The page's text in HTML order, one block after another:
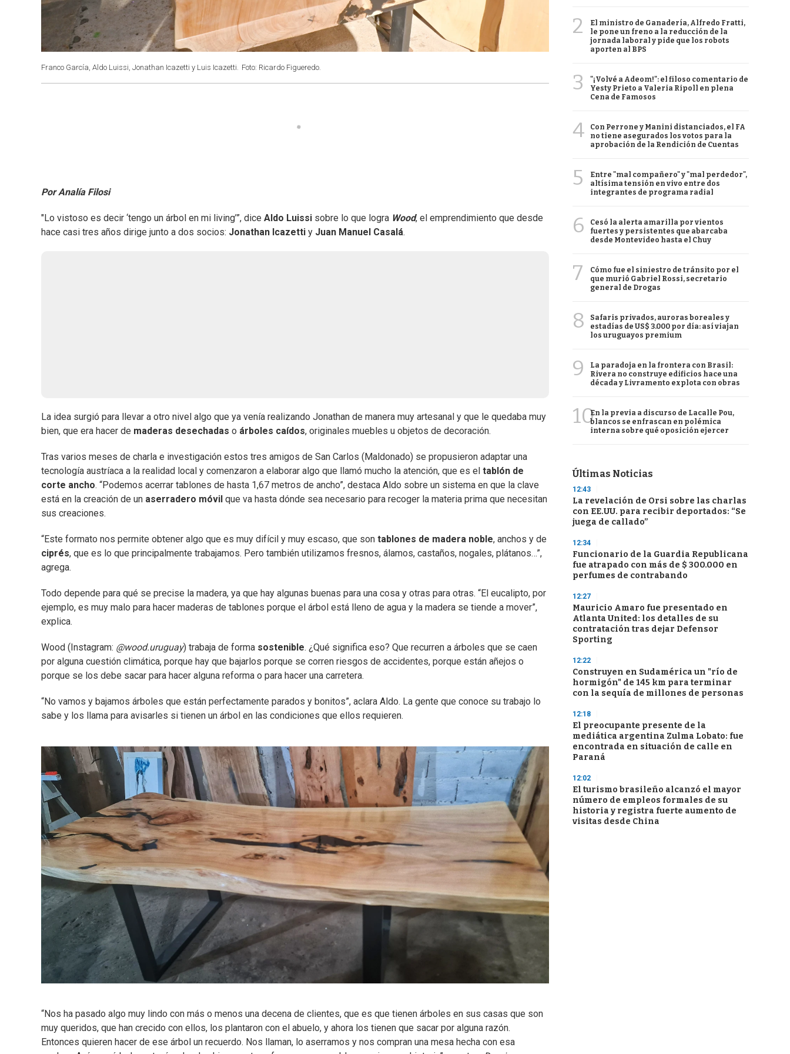
Franco García, Aldo Luissi, Jonathan Icazetti y Luis Icazetti. Foto: Ricardo Figueredo.
Por Analía Filosi
"Lo vistoso es decir ‘tengo un árbol en mi living’”, dice Aldo Luissi sobre lo que logra Wood, el emprendimiento que desde
hace casi tres años dirige junto a dos socios: Jonathan Icazetti y Juan Manuel Casalá.
La idea surgió para llevar a otro nivel algo que ya venía realizando Jonathan de manera muy artesanal y que le quedaba muy
bien, que era hacer de maderas desechadas o árboles caídos, originales muebles u objetos de decoración.
Tras varios meses de charla e investigación estos tres amigos de San Carlos (Maldonado) se propusieron adaptar una
tecnología austríaca a la realidad local y comenzaron a elaborar algo que llamó mucho la atención, que es el tablón de
corte ancho. “Podemos acerrar tablones de hasta 1,67 metros de ancho”, destaca Aldo sobre un sistema en que la clave
está en la creación de un aserradero móvil que va hasta dónde sea necesario para recoger la materia prima que necesitan
sus creaciones.
“Este formato nos permite obtener algo que es muy difícil y muy escaso, que son tablones de madera noble, anchos y de
ciprés, que es lo que principalmente trabajamos. Pero también utilizamos fresnos, álamos, castaños, nogales, plátanos…”,
agrega.
Todo depende para qué se precise la madera, ya que hay algunas buenas para una cosa y otras para otras. “El eucalipto, por
ejemplo, es muy malo para hacer maderas de tablones porque el árbol está lleno de agua y la madera se tiende a mover”,
explica.
Wood (Instagram: @wood.uruguay) trabaja de forma sostenible. ¿Qué significa eso? Que recurren a árboles que se caen
por alguna cuestión climática, porque hay que bajarlos porque se corren riesgos de accidentes, porque están añejos o
porque se los debe sacar para hacer alguna reforma o para hacer una carretera.
“No vamos y bajamos árboles que están perfectamente parados y bonitos”, aclara Aldo. La gente que conoce su trabajo lo
sabe y los llama para avisarles si tienen un árbol en las condiciones que ellos requieren.
“Nos ha pasado algo muy lindo con más o menos una decena de clientes, que es que tienen árboles en sus casas que son
muy queridos, que han crecido con ellos, los plantaron con el abuelo, y ahora los tienen que sacar por alguna razón.
Entonces quieren hacer de ese árbol un recuerdo. Nos llaman, lo aserramos y nos compran una mesa hecha con esa
2
El ministro de Ganadería, Alfredo Fratti,
le pone un freno a la reducción de la
jornada laboral y pide que los robots
aporten al BPS
3
"¡Volvé a Adeom!": el filoso comentario de
Yesty Prieto a Valeria Ripoll en plena
Cena de Famosos
4
Con Perrone y Manini distanciados, el FA
no tiene asegurados los votos para la
aprobación de la Rendición de Cuentas
5
Entre "mal compañero" y "mal perdedor",
altísima tensión en vivo entre dos
integrantes de programa radial
6
Cesó la alerta amarilla por vientos
fuertes y persistentes que abarcaba
desde Montevideo hasta el Chuy
7
Cómo fue el siniestro de tránsito por el
que murió Gabriel Rossi, secretario
general de Drogas
8
Safaris privados, auroras boreales y
estadías de US$ 3.000 por día: así viajan
los uruguayos premium
9
La paradoja en la frontera con Brasil:
Rivera no construye edificios hace una
década y Livramento explota con obras
10En la previa a discurso de Lacalle Pou,
blancos se enfrascan en polémica
interna sobre qué oposición ejercer
Últimas Noticias
12:43
La revelación de Orsi sobre las charlas
con EE.UU. para recibir deportados: “Se
juega de callado”
12:34
Funcionario de la Guardia Republicana
fue atrapado con más de $ 300.000 en
perfumes de contrabando
12:27
Mauricio Amaro fue presentado en
Atlanta United: los detalles de su
contratación tras dejar Defensor
Sporting
12:22
Construyen en Sudamérica un "río de
hormigón" de 145 km para terminar
con la sequía de millones de personas
12:18
El preocupante presente de la
mediática argentina Zulma Lobato: fue
encontrada en situación de calle en
Paraná
12:02
El turismo brasileño alcanzó el mayor
número de empleos formales de su
historia y registra fuerte aumento de
visitas desde China